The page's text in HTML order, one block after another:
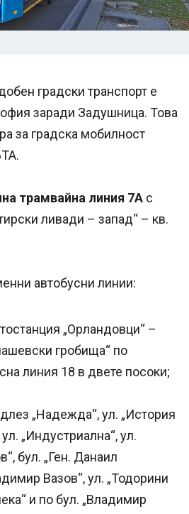
градски транспорт е
заради Задушница. Това
за градска мобилност
трамвайна линия 7А с
ливади – запад“ – кв.
автобусни линии:
„Орландовци“ –
гробища“ по
линия 18 в двете посоки;
„Надежда“, ул. „История
„Индустриална“, ул.
бул. „Ген. Данаил
Вазов“, ул. „Тодорини
и по бул. „Владимир